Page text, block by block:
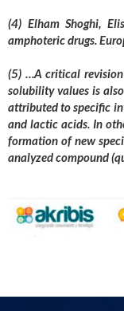
(4) Elham Shoghi,
amphoteric drugs.
(5) …A critical
solubility values is
attributed to specific
and lactic acids. In
formation of new
analyzed compound